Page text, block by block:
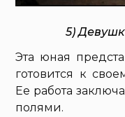
5)
Эта юная
готовится к
Ее работа
полями.